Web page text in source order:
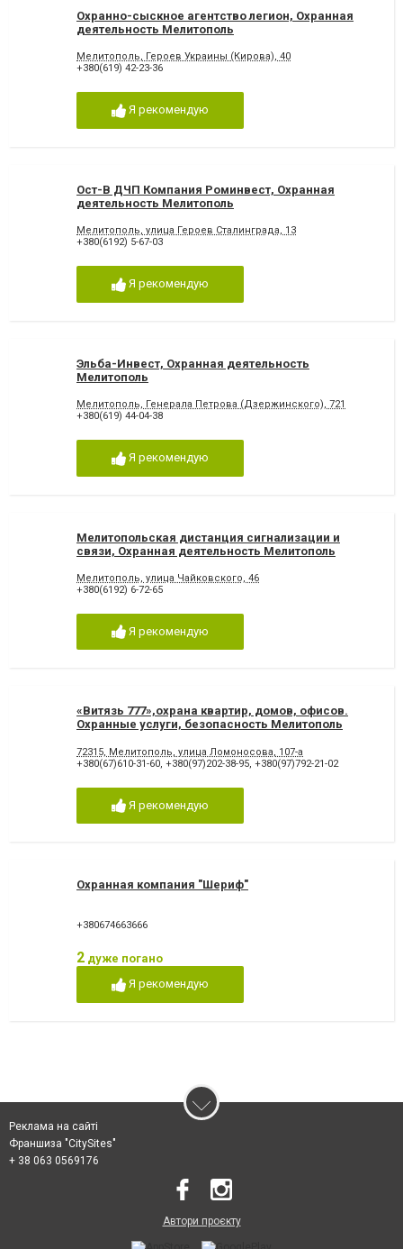
Охранно-сыскное агентство легион, Охранная
деятельность Мелитополь
Мелитополь, Героев Украины (Кирова), 40
+380(619) 42-23-36
Я рекомендую
Ост-В ДЧП Компания Роминвест, Охранная
деятельность Мелитополь
Мелитополь, улица Героев Сталинграда, 13
+380(6192) 5-67-03
Я рекомендую
Эльба-Инвест, Охранная деятельность
Мелитополь
Мелитополь, Генерала Петрова (Дзержинского), 721
+380(619) 44-04-38
Я рекомендую
Мелитопольская дистанция сигнализации и
связи, Охранная деятельность Мелитополь
Мелитополь, улица Чайковского, 46
+380(6192) 6-72-65
Я рекомендую
«Витязь 777»,охрана квартир, домов, офисов.
Охранные услуги, безопасность Мелитополь
72315, Мелитополь, улица Ломоносова, 107-а
+380(67)610-31-60 +380(97)202-38-95 +380(97)792-21-02
Я рекомендую
Охранная компания "Шериф"
+380674663666
2 дуже погано
Я рекомендую
Реклама на сайті
Франшиза "CitySites"
+ 38 063 0569176
Автори проєкту